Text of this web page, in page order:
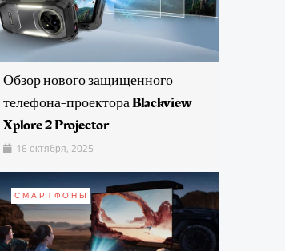
Обзор нового защищенного
телефона-проектора Blackview
Xplore 2 Projector
16 октября, 2025
СМАРТФОНЫ